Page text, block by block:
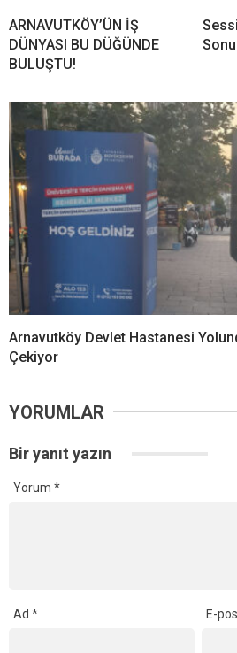
ARNAVUTKÖY’ÜN İŞ
DÜNYASI BU DÜĞÜNDE
BULUŞTU!
Sonu
Arnavutköy Devlet Hastanesi
Çekiyor
YORUMLAR
Bir yanıt yazın
Yorum *
Ad * E-